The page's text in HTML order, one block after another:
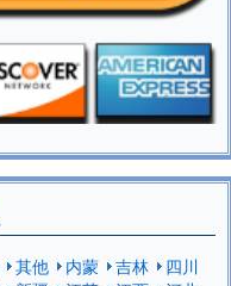
其他 内蒙 吉林
四川